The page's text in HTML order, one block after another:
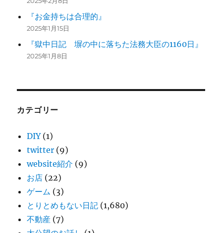
『お金持ちは合理的』
2025年1月15日
『獄中日記 塀の中に落ちた法務大臣の1160日』
2025年1月8日
カテゴリー
DIY(1)
twitter (9)
website紹介 (9)
お店 (22)
ゲーム (3)
とりとめもない日記 (1,680)
不動産 (7)